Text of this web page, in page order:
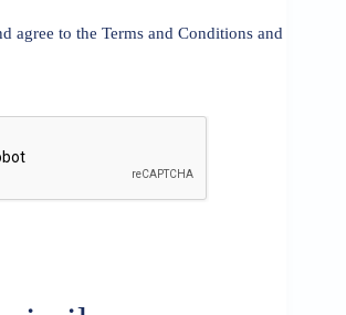
agree to the Terms and Conditions and